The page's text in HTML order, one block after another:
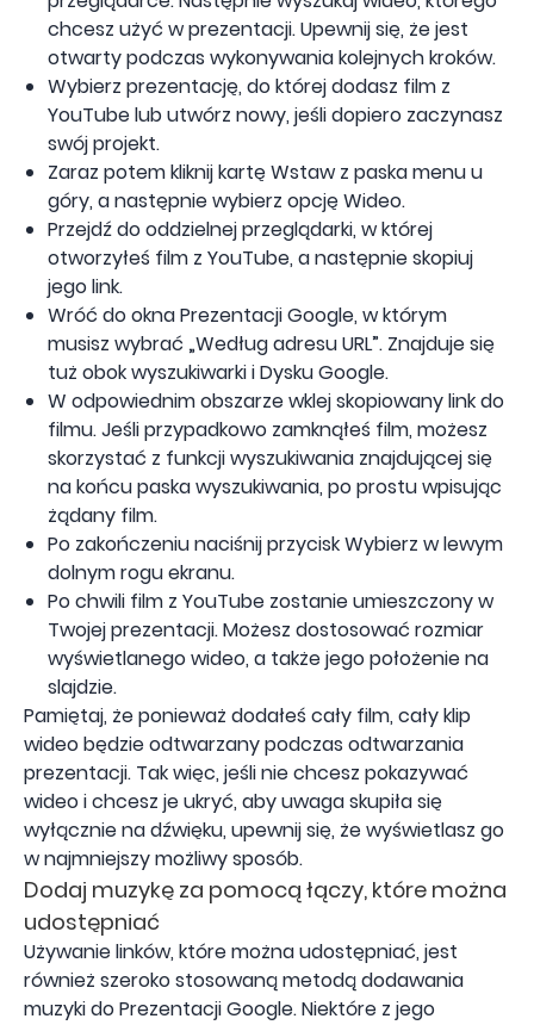
chcesz użyć w prezentacji. Upewnij się, że jest
otwarty podczas wykonywania kolejnych kroków.
Wybierz prezentację, do której dodasz film z
YouTube lub utwórz nowy, jeśli dopiero zaczynasz
swój projekt.
Zaraz potem kliknij kartę Wstaw z paska menu u
góry, a następnie wybierz opcję Wideo.
Przejdź do oddzielnej przeglądarki, w której
otworzyłeś film z YouTube, a następnie skopiuj
jego link.
Wróć do okna Prezentacji Google, w którym
musisz wybrać „Według adresu URL”. Znajduje się
tuż obok wyszukiwarki i Dysku Google.
W odpowiednim obszarze wklej skopiowany link do
filmu. Jeśli przypadkowo zamknąłeś film, możesz
skorzystać z funkcji wyszukiwania znajdującej się
na końcu paska wyszukiwania, po prostu wpisując
żądany film.
Po zakończeniu naciśnij przycisk Wybierz w lewym
dolnym rogu ekranu.
Po chwili film z YouTube zostanie umieszczony w
Twojej prezentacji. Możesz dostosować rozmiar
wyświetlanego wideo, a także jego położenie na
slajdzie.
Pamiętaj, że ponieważ dodałeś cały film, cały klip
wideo będzie odtwarzany podczas odtwarzania
prezentacji. Tak więc, jeśli nie chcesz pokazywać
wideo i chcesz je ukryć, aby uwaga skupiła się
wyłącznie na dźwięku, upewnij się, że wyświetlasz go
w najmniejszy możliwy sposób.
Dodaj muzykę za pomocą łączy, które można
udostępniać
Używanie linków, które można udostępniać, jest
również szeroko stosowaną metodą dodawania
muzyki do Prezentacji Google. Niektóre z jego